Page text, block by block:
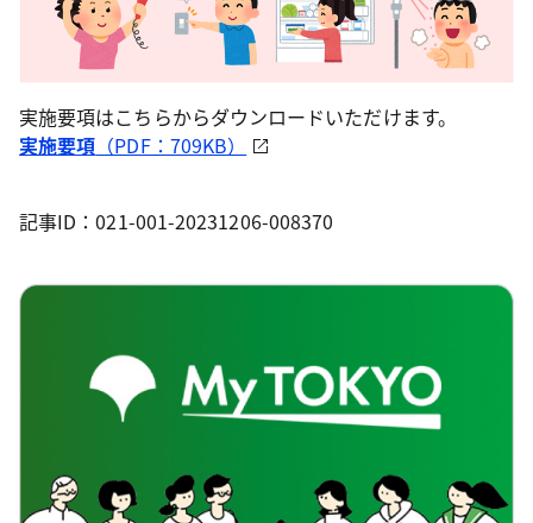
実施要項はこちらからダウンロードいただけます。
実施要項 （PDF：709KB）
記事ID：021-001-20231206-008370